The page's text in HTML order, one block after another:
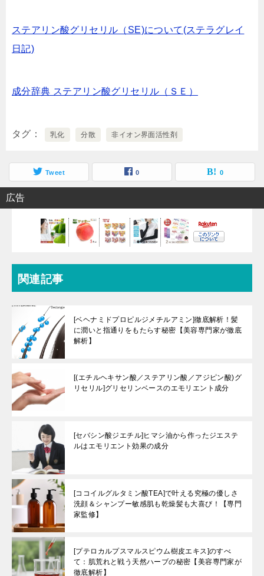
ステアリン酸グリセリル（SE)について(ステラグレイ
日記)
成分辞典 ステアリン酸グリセリル（ＳＥ）
タグ 乳化 分散 非イオン界面活性剤
Tweet 0 0
広告
関連記事
[ベヘナミドプロピルジメチルアミン]徹底解析！髪
に潤いと指通りをもたらす秘密【美容専門家が徹底
解析】
[(エチルヘキサン酸／ステアリン酸／アジピン酸)グ
リセリル]グリセリンベースのエモリエント成分
[セバシン酸ジエチル]ヒマシ油から作ったジエステ
ルはエモリエント効果の成分
[ココイルグルタミン酸TEA]で叶える究極の優しさ
洗顔＆シャンプー敏感肌も乾燥髪も大喜び！【専門
家監修】
[プテロカルプスマルスピウム樹皮エキス]のすべ
て：肌荒れと戦う天然ハーブの秘密【美容専門家が
徹底解析】